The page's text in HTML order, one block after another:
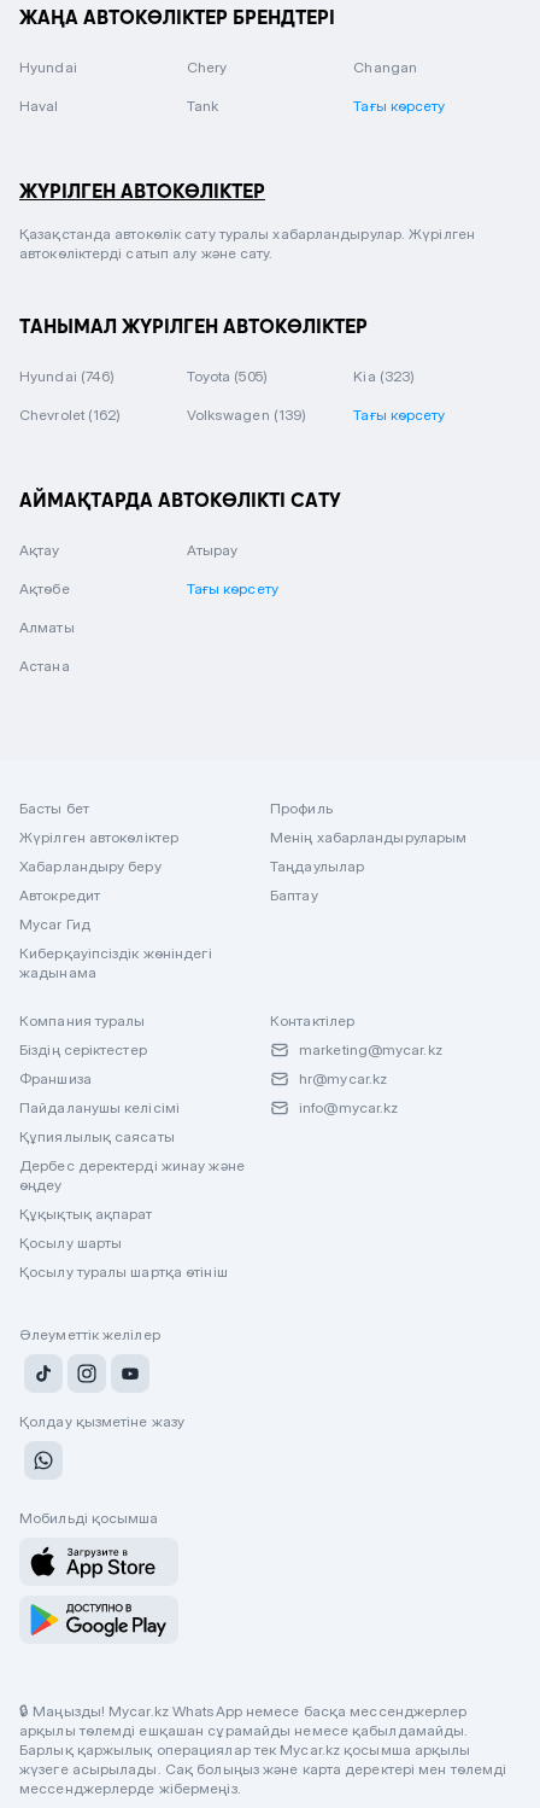
ЖАҢА АВТОКӨЛІКТЕР БРЕНДТЕРІ
Hyundai Chery Changan
Haval Tank Тағы көрсету
ЖҮРІЛГЕН АВТОКӨЛІКТЕР
Қазақстанда автокөлік сату туралы хабарландырулар. Жүрілген
автокөліктерді сатып алу және сату.
ТАНЫМАЛ ЖҮРІЛГЕН АВТОКӨЛІКТЕР
Hyundai (746) Toyota (505) Kia (323)
Chevrolet (162) Volkswagen (139) Тағы көрсету
АЙМАҚТАРДА АВТОКӨЛІКТІ САТУ
Ақтау
Ақтөбе
Алматы
Астана
Атырау
Тағы көрсету
Басты бет
Жүрілген автокөліктер
Хабарландыру беру
Автокредит
Mycar Гид
Киберқауіпсіздік жөніндегі
жадынама
Профиль
Менің хабарландыруларым
Таңдаулылар
Баптау
Компания туралы
Біздің серіктестер
Франшиза
Пайдаланушы келісімі
Құпиялылық саясаты
Дербес деректерді жинау және
өңдеу
Құқықтық ақпарат
Қосылу шарты
Қосылу туралы шартқа өтініш
Контактілер
marketing@mycar.kz
hr@mycar.kz
info@mycar.kz
Әлеуметтік желілер
Қолдау қызметіне жазу
Мобильді қосымша
🔒 Маңызды! Mycar.kz WhatsApp немесе басқа мессенджерлер
арқылы төлемді ешқашан сұрамайды немесе қабылдамайды.
Барлық қаржылық операциялар тек Mycar.kz қосымша арқылы
жүзеге асырылады. Сақ болыңыз және карта деректері мен төлемді
мессенджерлерде жібермеңіз.